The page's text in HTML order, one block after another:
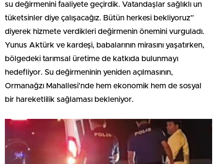
su değirmenini faaliyete geçirdik. Vatandaşlar sağlıklı un
tüketsinler diye çalışacağız. Bütün herkesi bekliyoruz”
diyerek hizmete verdikleri değirmenin önemini vurguladı.
Yunus Aktürk ve kardeşi, babalarının mirasını yaşatırken,
bölgedeki tarımsal üretime de katkıda bulunmayı
hedefliyor. Su değirmeninin yeniden açılmasının,
Ormanağzı Mahallesi’nde hem ekonomik hem de sosyal
bir hareketlilik sağlaması bekleniyor.